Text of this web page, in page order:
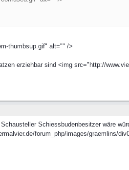
thumbsup.gif" alt="" />
erziehbar sind <img src="http://
Schiessbudenbesitzer wäre
forum_php/images/graemlins/